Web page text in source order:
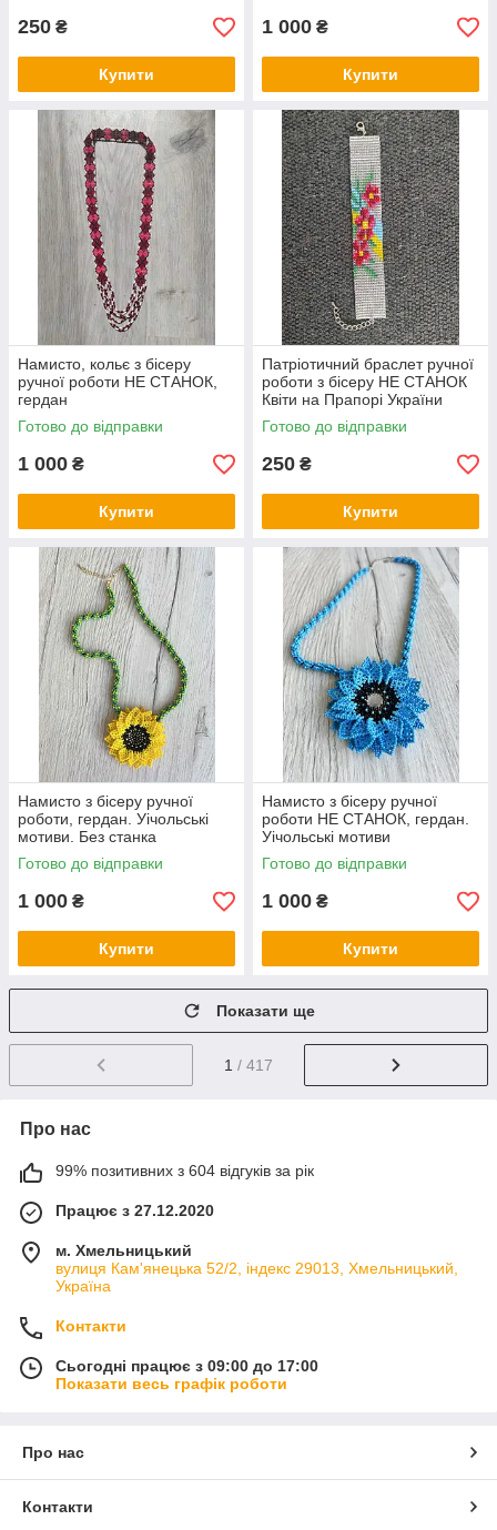
250 ₴
Купити
1 000 ₴
Купити
Намисто, кольє з бісеру
ручної роботи НЕ СТАНОК,
гердан
Готово до відправки
1 000 ₴
Купити
Патріотичний браслет ручної
роботи з бісеру НЕ СТАНОК
Квіти на Прапорі України
Готово до відправки
250 ₴
Купити
Намисто з бісеру ручної
роботи, гердан. Уічольські
мотиви. Без станка
Готово до відправки
1 000 ₴
Купити
Намисто з бісеру ручної
роботи НЕ СТАНОК, гердан.
Уічольські мотиви
Готово до відправки
1 000 ₴
Купити
Показати ще
1 / 417
Про нас
99% позитивних з 604 відгуків за рік
Працює з 27.12.2020
м. Хмельницький
вулиця Кам'янецька 52/2, індекс 29013, Хмельницький,
Україна
Контакти
Сьогодні працює з 09:00 до 17:00
Показати весь графік роботи
Про нас
Контакти